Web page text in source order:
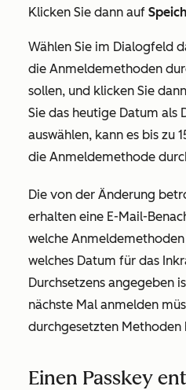
Klicken Sie dann auf
Wählen Sie im Dialogfeld
die Anmeldemethoden
sollen, und klicken Sie
Sie das heutige Datum als
auswählen, kann es bis zu
die Anmeldemethode
Die von der Änderung
erhalten eine E-Mail-
welche
welches Datum für das
Durchsetzens angegeben
nächste Mal anmelden
durchgesetzten Methoden
Einen Passkey